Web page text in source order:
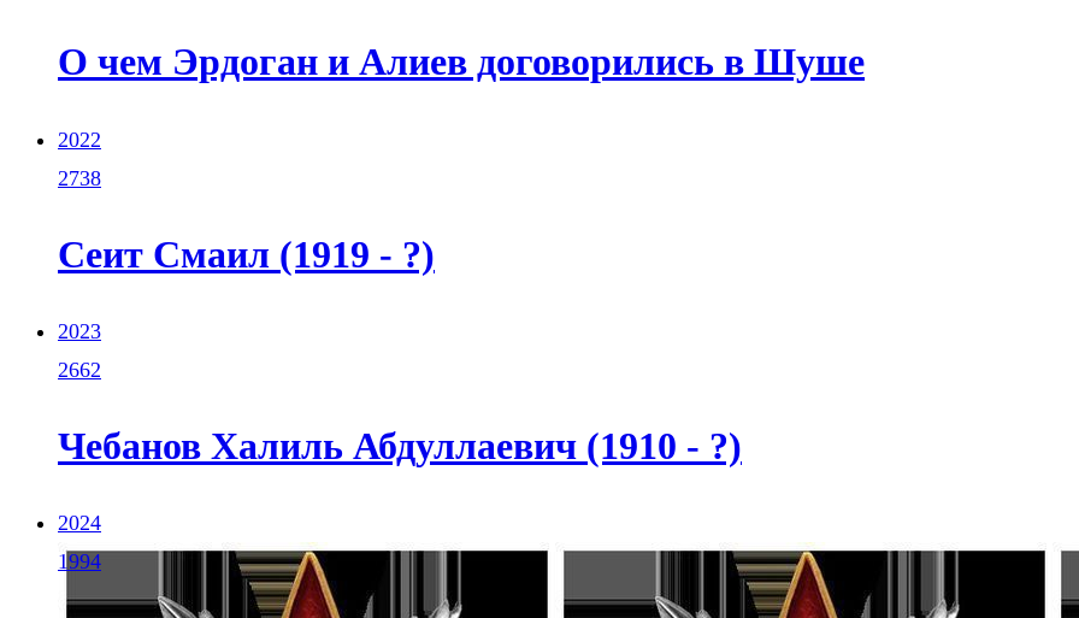
О чем Эрдоган и Алиев договорились в Шуше
2022
2738
Сеит Смаил (1919 - ?)
2023
2662
Чебанов Халиль Абдуллаевич (1910 - ?)
2024
1994